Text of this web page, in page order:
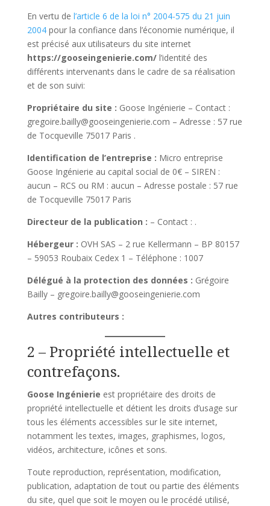
En vertu de l’article 6 de la loi n° 2004-575 du 21 juin
2004pour la confiance dans l’économie numérique, il
est précisé aux utilisateurs du site internet
https://gooseingenierie.com/l’identité des
différents intervenants dans le cadre de sa réalisation
et de son suivi:
Propriétaire du site : Goose Ingénierie – Contact :
gregoire.bailly@gooseingenierie.com – Adresse : 57 rue
de Tocqueville 75017 Paris .
Identification de l’entreprise : Micro entreprise
Goose Ingénierie au capital social de 0€ – SIREN :
aucun – RCS ou RM : aucun – Adresse postale : 57 rue
de Tocqueville 75017 Paris
Directeur de la publication : – Contact : .
Hébergeur : OVH SAS – 2 rue Kellermann – BP 80157
– 59053 Roubaix Cedex 1 – Téléphone : 1007
Délégué à la protection des données : Grégoire
Bailly– gregoire.bailly@gooseingenierie.com
Autres contributeurs :
2 – Propriété intellectuelle et
contrefaçons.
Goose Ingénierie est propriétaire des droits de
propriété intellectuelle et détient les droits d’usage sur
tous les éléments accessibles sur le site internet,
notamment les textes, images, graphismes, logos,
vidéos, architecture, icônes et sons.
Toute reproduction, représentation, modification,
publication, adaptation de tout ou partie des éléments
du site, quel que soit le moyen ou le procédé utilisé,